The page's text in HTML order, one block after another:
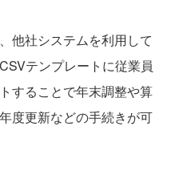
他社システムを利用して
テンプレートに従業員
することで年末調整や算
度更新などの手続きが可